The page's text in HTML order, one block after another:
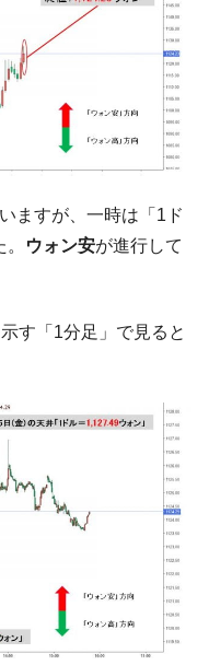
％もある
の雇用状況が悪い。せ
雇用対策だソレ。
2026年07月は4,279億ド
のか。選管がサーバ
不動産対策で浅薄な発
ではないのか？
当たり1,214.4億ド
く左右される状態
明。李在明を支持しな
政策室長が告発され
であり、空前の国政壟
刈りになって抗議活
ますが、一時は「1ド
ウォン安が進行して
す「1分足」で見ると